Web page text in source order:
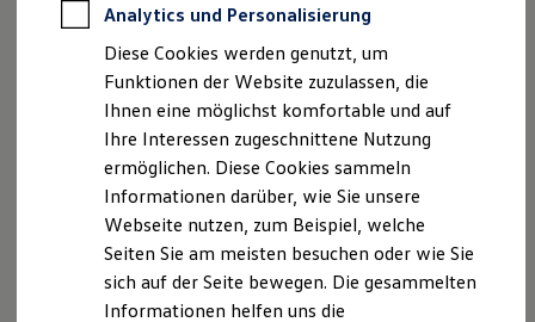
Zertifizierte Gebrauchtwagen
Für Privatkunden
Für Gewerbekunden
Leasing
Für Privatkunden
Für Gewerbekunden
Versicherungen & Garantien
Garantien
Kfz-Versicherung für Nutzfahrzeuge
Restschuldversicherung
Wartungsverträge
Besitzer & Service
Reparatur & Service
Sommer-Special
Impressum
Pillenstein AutoMobil GmbH
Nürnberger Str. 147
90762 Fürth
Telefon: 0911 9702-6
Telefax: 0911 9702-703
E-Mail:info@pillenstein.de
Analytics und Personalisierung
Diese Cookies werden genutzt, um
Funktionen der Website zuzulassen, die
Ihnen eine möglichst komfortable und auf
Ihre Interessen zugeschnittene Nutzung
ermöglichen. Diese Cookies sammeln
Informationen darüber, wie Sie unsere
Webseite nutzen, zum Beispiel, welche
Seiten Sie am meisten besuchen oder wie Sie
sich auf der Seite bewegen. Die gesammelten
Informationen helfen uns die